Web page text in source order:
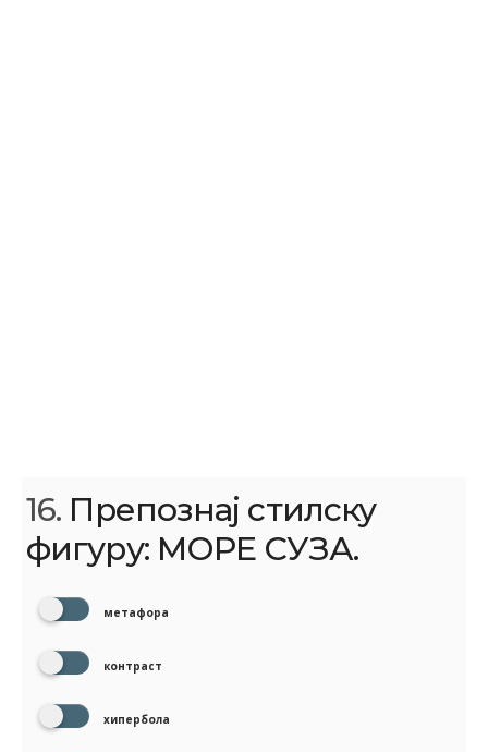
16. Препознај стилску
фигуру: МОРЕ СУЗА.
метафора
контраст
хипербола